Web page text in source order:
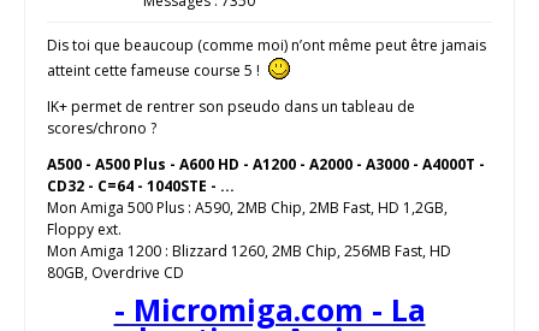
Dis toi que beaucoup (comme moi) n’ont même peut être jamais
atteint cette fameuse course 5 !
IK+ permet de rentrer son pseudo dans un tableau de
scores/chrono ?
A500 - A500 Plus - A600 HD - A1200 - A2000 - A3000 - A4000T -
CD32 - C=64 - 1040STE - ...
Mon Amiga 500 Plus : A590, 2MB Chip, 2MB Fast, HD 1,2GB,
Floppy ext.
Mon Amiga 1200 : Blizzard 1260, 2MB Chip, 256MB Fast, HD
80GB, Overdrive CD
- Micromiga.com - La